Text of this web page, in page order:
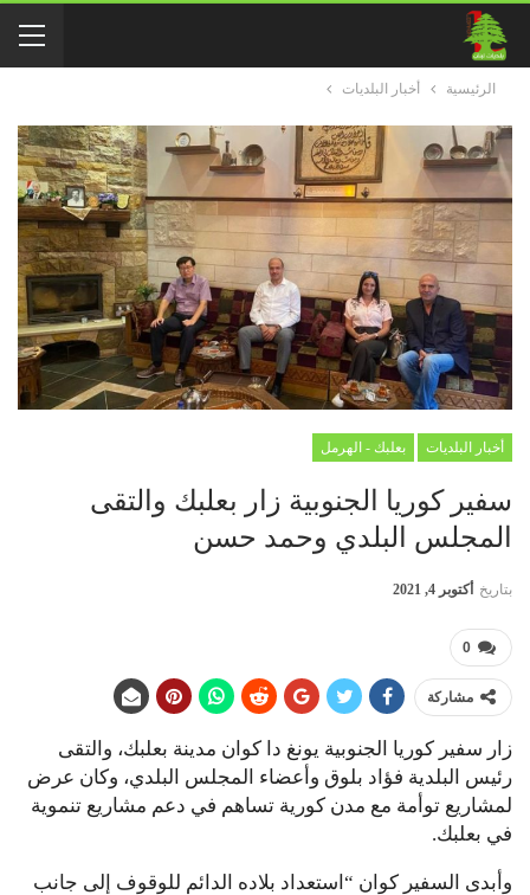
الرئيسية أخبار البلديات
أخبار البلديات بعلبك - الهرمل
سفير كوريا الجنوبية زار بعلبك والتقى
المجلس البلدي وحمد حسن
بتاريخ أكتوبر 4, 2021
0
مشاركة
زار سفير كوريا الجنوبية يونغ دا كوان مدينة بعلبك، والتقى
رئيس البلدية فؤاد بلوق وأعضاء المجلس البلدي، وكان عرض
لمشاريع توأمة مع مدن كورية تساهم في دعم مشاريع تنموية
في بعلبك.
وأبدى السفير كوان “استعداد بلاده الدائم للوقوف إلى جانب